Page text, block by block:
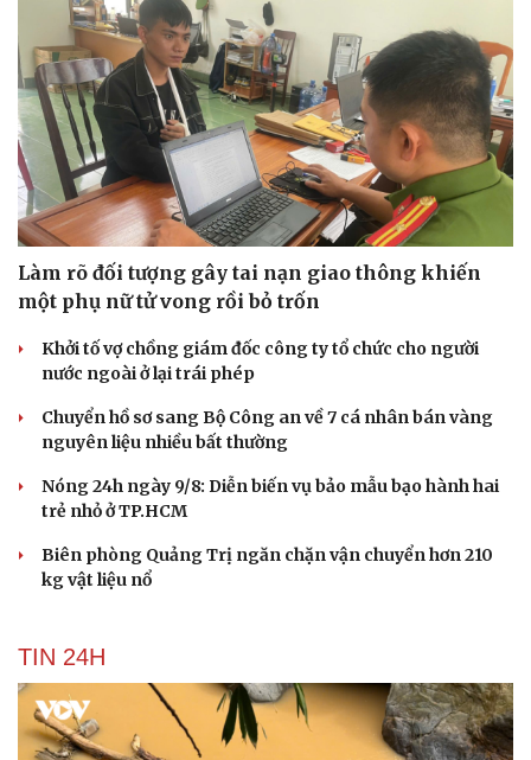
Du lịch
Tư vấn
Săn Tour
check-in
Podcast
Câu chuyện thời sự
Đọc truyện đêm khuya
Cửa sổ tình yêu
Kể chuyện cho bé
Hạt giống tâm hồn
Làm rõ đối tượng gây tai nạn giao thông khiến
một phụ nữ tử vong rồi bỏ trốn
Khởi tố vợ chồng giám đốc công ty tổ chức cho người
nước ngoài ở lại trái phép
Chuyển hồ sơ sang Bộ Công an về 7 cá nhân bán vàng
nguyên liệu nhiều bất thường
Nóng 24h ngày 9/8: Diễn biến vụ bảo mẫu bạo hành hai
trẻ nhỏ ở TP.HCM
Biên phòng Quảng Trị ngăn chặn vận chuyển hơn 210
kg vật liệu nổ
TIN 24H